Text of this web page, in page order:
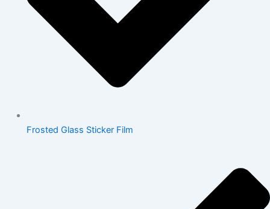
Frosted Glass Sticker Film